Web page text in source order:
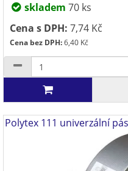
skladem 70 ks
Cena s DPH: 7,74 Kč
Cena bez DPH:6,40 Kč
Polytex 111 univerzální